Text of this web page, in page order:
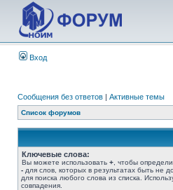
Вход
Сообщения без ответов | Активные темы
Список форумов
Ключевые слова:
Вы можете использовать + , чтобы
- для слов, которых в результатах быть
для поиска любого слова из списка.
совпадения.